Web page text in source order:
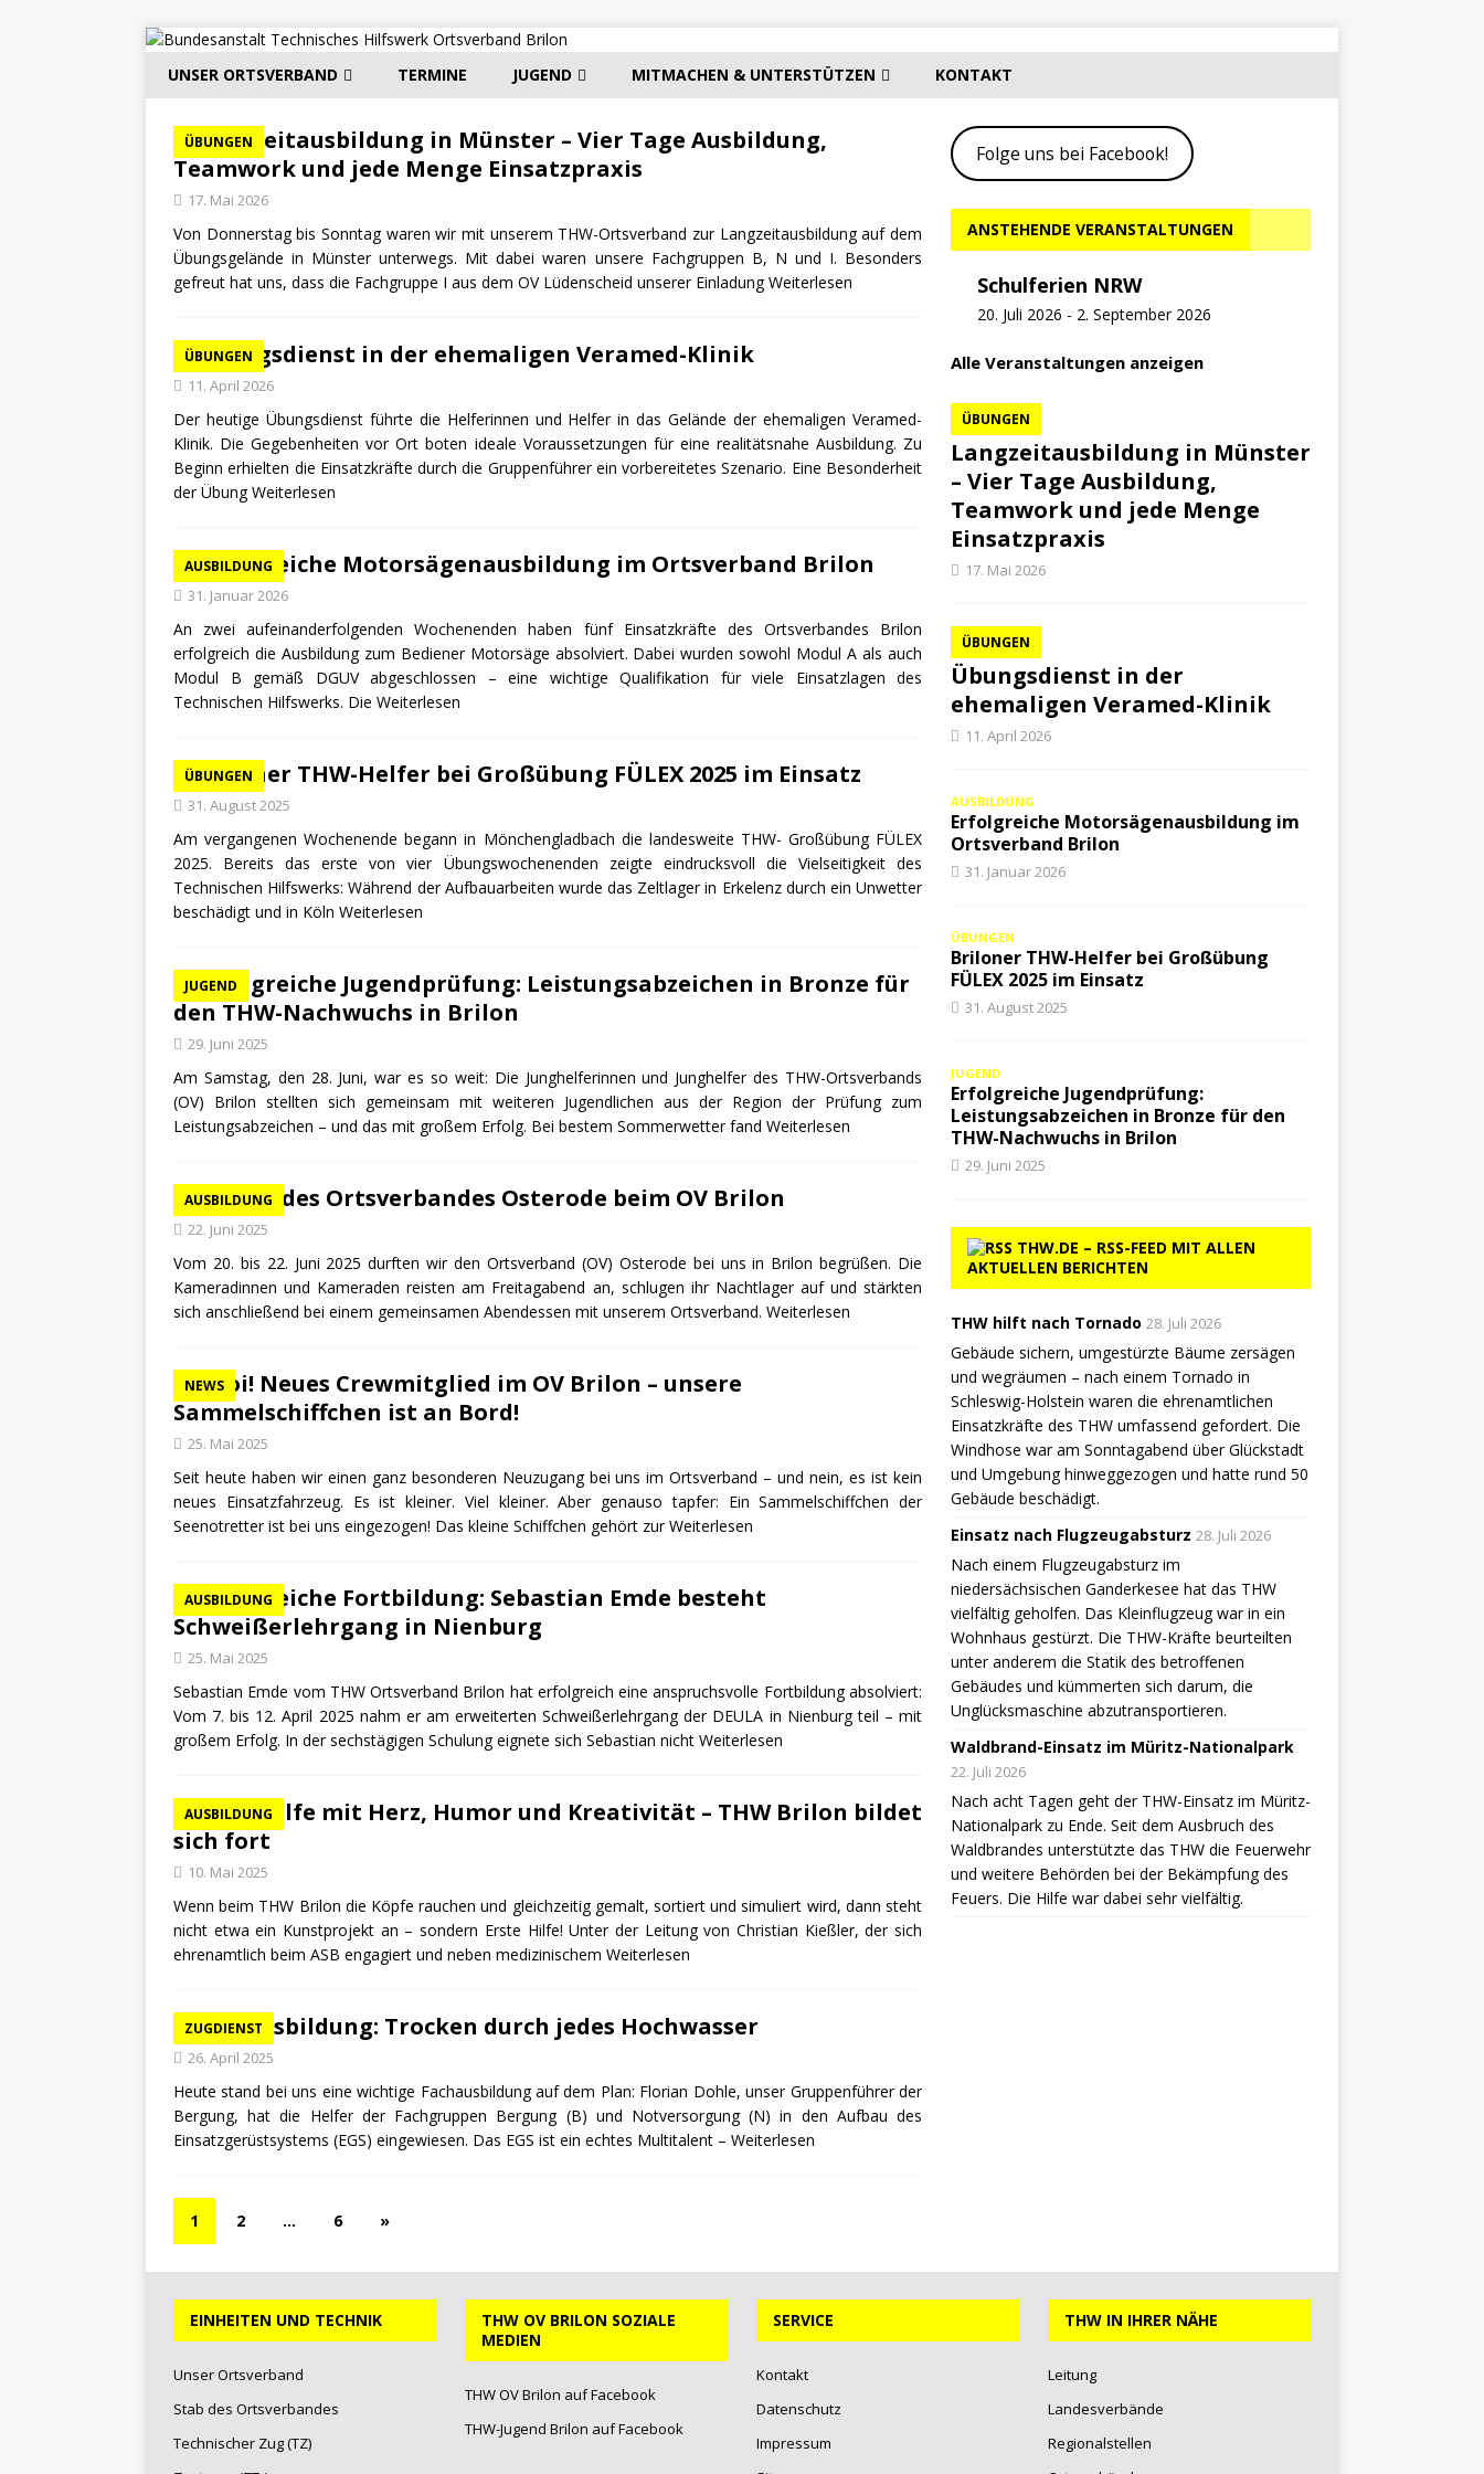
UNSER ORTSVERBAND TERMINE JUGEND MITMACHEN & UNTERSTÜTZEN KONTAKT
ÜBUNGEN
Langzeitausbildung in Münster – Vier Tage Ausbildung,
Teamwork und jede Menge Einsatzpraxis
17. Mai 2026
Von Donnerstag bis Sonntag waren wir mit unserem THW-Ortsverband zur Langzeitausbildung auf dem
Übungsgelände in Münster unterwegs. Mit dabei waren unsere Fachgruppen B, N und I. Besonders
gefreut hat uns, dass die Fachgruppe I aus dem OV Lüdenscheid unserer EinladungWeiterlesen
ÜBUNGEN
Übungsdienst in der ehemaligen Veramed-Klinik
11. April 2026
Der heutige Übungsdienst führte die Helferinnen und Helfer in das Gelände der ehemaligen Veramed-
Klinik. Die Gegebenheiten vor Ort boten ideale Voraussetzungen für eine realitätsnahe Ausbildung. Zu
Beginn erhielten die Einsatzkräfte durch die Gruppenführer ein vorbereitetes Szenario. Eine Besonderheit
der ÜbungWeiterlesen
AUSBILDUNG
Erfolgreiche Motorsägenausbildung im Ortsverband Brilon
31. Januar 2026
An zwei aufeinanderfolgenden Wochenenden haben fünf Einsatzkräfte des Ortsverbandes Brilon
erfolgreich die Ausbildung zum Bediener Motorsäge absolviert. Dabei wurden sowohl Modul A als auch
Modul B gemäß DGUV abgeschlossen – eine wichtige Qualifikation für viele Einsatzlagen des
Technischen Hilfswerks. Die Weiterlesen
ÜBUNGEN
Briloner THW-Helfer bei Großübung FÜLEX 2025 im Einsatz
31. August 2025
Am vergangenen Wochenende begann in Mönchengladbach die landesweite THW- Großübung FÜLEX
2025. Bereits das erste von vier Übungswochenenden zeigte eindrucksvoll die Vielseitigkeit des
Technischen Hilfswerks: Während der Aufbauarbeiten wurde das Zeltlager in Erkelenz durch ein Unwetter
beschädigt und in Köln Weiterlesen
JUGEND
Erfolgreiche Jugendprüfung: Leistungsabzeichen in Bronze für
den THW-Nachwuchs in Brilon
29. Juni 2025
Am Samstag, den 28. Juni, war es so weit: Die Junghelferinnen und Junghelfer des THW-Ortsverbands
(OV) Brilon stellten sich gemeinsam mit weiteren Jugendlichen aus der Region der Prüfung zum
Leistungsabzeichen – und das mit großem Erfolg. Bei bestem Sommerwetter fand Weiterlesen
AUSBILDUNG
Besuch des Ortsverbandes Osterode beim OV Brilon
22. Juni 2025
Vom 20. bis 22. Juni 2025 durften wir den Ortsverband (OV) Osterode bei uns in Brilon begrüßen. Die
Kameradinnen und Kameraden reisten am Freitagabend an, schlugen ihr Nachtlager auf und stärkten
sich anschließend bei einem gemeinsamen Abendessen mit unserem Ortsverband. Weiterlesen
NEWS
Ahoi! Neues Crewmitglied im OV Brilon – unsere
Sammelschiffchen ist an Bord!
25. Mai 2025
Seit heute haben wir einen ganz besonderen Neuzugang bei uns im Ortsverband – und nein, es ist kein
neues Einsatzfahrzeug. Es ist kleiner. Viel kleiner. Aber genauso tapfer: Ein Sammelschiffchen der
Seenotretter ist bei uns eingezogen! Das kleine Schiffchen gehört zurWeiterlesen
AUSBILDUNG
Erfolgreiche Fortbildung: Sebastian Emde besteht
Schweißerlehrgang in Nienburg
25. Mai 2025
Sebastian Emde vom THW Ortsverband Brilon hat erfolgreich eine anspruchsvolle Fortbildung absolviert:
Vom 7. bis 12. April 2025 nahm er am erweiterten Schweißerlehrgang der DEULA in Nienburg teil – mit
großem Erfolg. In der sechstägigen Schulung eignete sich Sebastian nicht Weiterlesen
AUSBILDUNG
Erste Hilfe mit Herz, Humor und Kreativität – THW Brilon bildet
sich fort
10. Mai 2025
Wenn beim THW Brilon die Köpfe rauchen und gleichzeitig gemalt, sortiert und simuliert wird, dann steht
nicht etwa ein Kunstprojekt an – sondern Erste Hilfe! Unter der Leitung von Christian Kießler, der sich
ehrenamtlich beim ASB engagiert und neben medizinischem Weiterlesen
ZUGDIENST
EGS-Ausbildung: Trocken durch jedes Hochwasser
26. April 2025
Heute stand bei uns eine wichtige Fachausbildung auf dem Plan: Florian Dohle, unser Gruppenführer der
Bergung, hat die Helfer der Fachgruppen Bergung (B) und Notversorgung (N) in den Aufbau des
Einsatzgerüstsystems (EGS) eingewiesen. Das EGS ist ein echtes Multitalent – Weiterlesen
1 2 … 6 »
Folge uns bei Facebook!
ANSTEHENDE VERANSTALTUNGEN
Schulferien NRW
20. Juli 2026 - 2. September 2026
Alle Veranstaltungen anzeigen
Langzeitausbildung in Münster
– Vier Tage Ausbildung,
Teamwork und jede Menge
Einsatzpraxis
ÜBUNGEN
17. Mai 2026
Übungsdienst in der
ehemaligen Veramed-Klinik
ÜBUNGEN
11. April 2026
AUSBILDUNG
Erfolgreiche Motorsägenausbildung im
Ortsverband Brilon
31. Januar 2026
ÜBUNGEN
Briloner THW-Helfer bei Großübung
FÜLEX 2025 im Einsatz
31. August 2025
JUGEND
Erfolgreiche Jugendprüfung:
Leistungsabzeichen in Bronze für den
THW-Nachwuchs in Brilon
29. Juni 2025
THW.DE – RSS-FEED MIT ALLEN
AKTUELLEN BERICHTEN
THW hilft nach Tornado 28. Juli 2026
Gebäude sichern, umgestürzte Bäume zersägen
und wegräumen – nach einem Tornado in
Schleswig-Holstein waren die ehrenamtlichen
Einsatzkräfte des THW umfassend gefordert. Die
Windhose war am Sonntagabend über Glückstadt
und Umgebung hinweggezogen und hatte rund 50
Gebäude beschädigt.
Einsatz nach Flugzeugabsturz 28. Juli 2026
Nach einem Flugzeugabsturz im
niedersächsischen Ganderkesee hat das THW
vielfältig geholfen. Das Kleinflugzeug war in ein
Wohnhaus gestürzt. Die THW-Kräfte beurteilten
unter anderem die Statik des betroffenen
Gebäudes und kümmerten sich darum, die
Unglücksmaschine abzutransportieren.
Waldbrand-Einsatz im Müritz-Nationalpark
22. Juli 2026
Nach acht Tagen geht der THW-Einsatz im Müritz-
Nationalpark zu Ende. Seit dem Ausbruch des
Waldbrandes unterstützte das THW die Feuerwehr
und weitere Behörden bei der Bekämpfung des
Feuers. Die Hilfe war dabei sehr vielfältig.
EINHEITEN UND TECHNIK
Unser Ortsverband
Stab des Ortsverbandes
Technischer Zug (TZ)
THW OV BRILON SOZIALE
MEDIEN
THW OV Brilon auf Facebook
THW-Jugend Brilon auf Facebook
SERVICE
Kontakt
Datenschutz
Impressum
THW IN IHRER NÄHE
Leitung
Landesverbände
Regionalstellen